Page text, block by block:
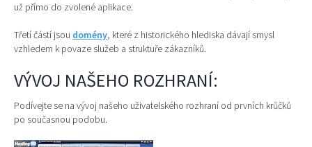
už přímo do zvolené aplikace.
Třetí částí jsou domény, které z historického hlediska dávají smysl
vzhledem k povaze služeb a struktuře zákazníků.
VÝVOJ NAŠEHO ROZHRANÍ:
Podívejte se na vývoj našeho uživatelského rozhraní od prvních krůčků
po současnou podobu.